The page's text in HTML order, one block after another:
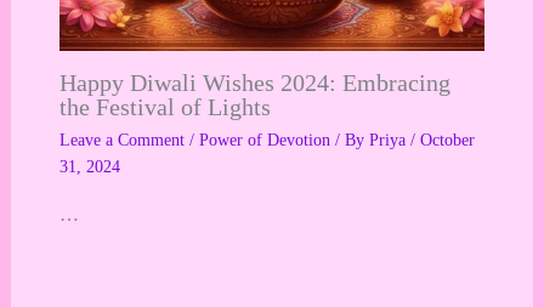
Happy Diwali Wishes 2024: Embracing
the Festival of Lights
Leave a Comment / Power of Devotion / By Priya / October
31, 2024
…